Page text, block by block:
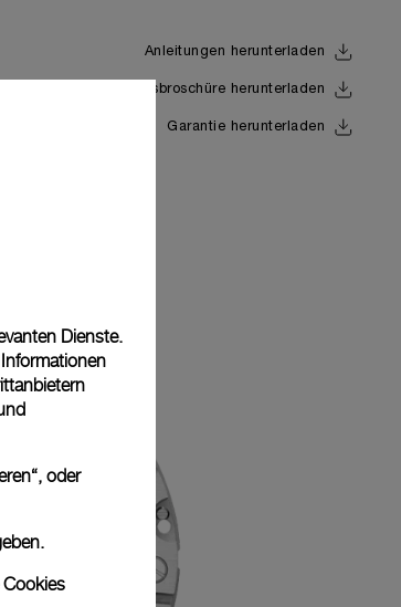
Anleitungen herunterladen
Uhrwerksbroschüre herunterladen
Garantie herunterladen
Dienste.
oder